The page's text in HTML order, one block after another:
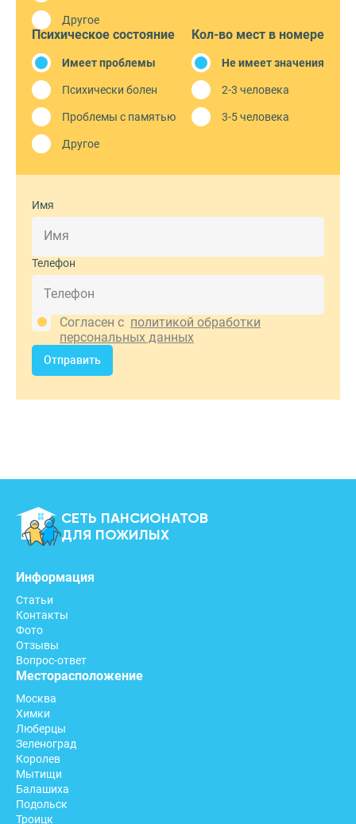
Другое
Психическое состояние
Имеет проблемы
Психически болен
Проблемы с памятью
Другое
Кол-во мест в номере
Не имеет значения
2-3 человека
3-5 человека
Имя
Телефон
Согласен с политикой обработки
персональных данных
Отправить
СЕТЬ ПАНСИОНАТОВ
ДЛЯ ПОЖИЛЫХ
Информация
Статьи
Контакты
Фото
Отзывы
Вопрос-ответ
Месторасположение
Москва
Химки
Люберцы
Зеленоград
Королев
Мытищи
Балашиха
Подольск
Троицк